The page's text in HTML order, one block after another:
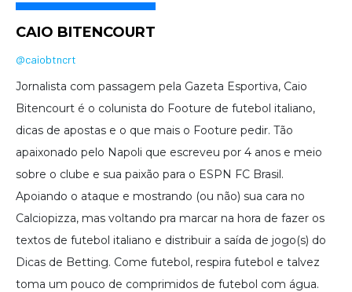
CAIO BITENCOURT
@caiobtncrt
Jornalista com passagem pela Gazeta Esportiva, Caio
Bitencourt é o colunista do Footure de futebol italiano,
dicas de apostas e o que mais o Footure pedir. Tão
apaixonado pelo Napoli que escreveu por 4 anos e meio
sobre o clube e sua paixão para o ESPN FC Brasil.
Apoiando o ataque e mostrando (ou não) sua cara no
Calciopizza, mas voltando pra marcar na hora de fazer os
textos de futebol italiano e distribuir a saída de jogo(s) do
Dicas de Betting. Come futebol, respira futebol e talvez
toma um pouco de comprimidos de futebol com água.